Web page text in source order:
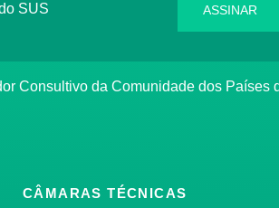
SUS
ASSINAR
Consultivo da Comunidade dos Países
CÂMARAS TÉCNICAS